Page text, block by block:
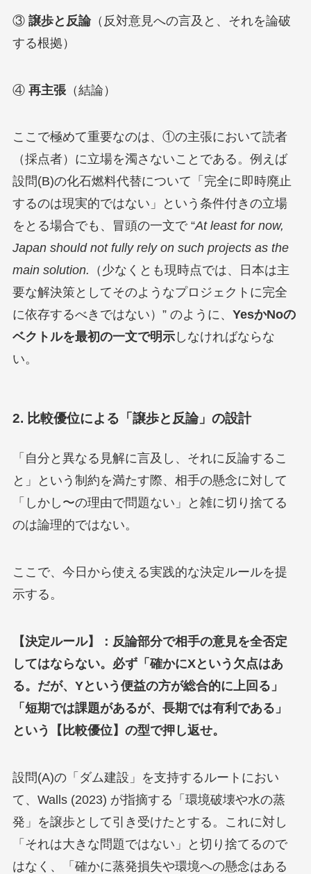
③ 譲歩と反論（反対意見への言及と、それを論破
する根拠）
④ 再主張（結論）
ここで極めて重要なのは、①の主張において読者
（採点者）に立場を濁さないことである。例えば
設問(B)の化石燃料代替について「完全に即時廃止
するのは現実的ではない」という条件付きの立場
をとる場合でも、冒頭の一文で “At least for now,
Japan should not fully rely on such projects as the
main solution. （少なくとも現時点では、日本は主
要な解決策としてそのようなプロジェクトに完全
に依存するべきではない）” のように、 YesかNoの
ベクトルを最初の一文で明示しなければならな
い。
2. 比較優位による「譲歩と反論」の設計
「自分と異なる見解に言及し、それに反論するこ
と」という制約を満たす際、相手の懸念に対して
「しかし〜の理由で問題ない」と雑に切り捨てる
のは論理的ではない。
ここで、今日から使える実践的な決定ルールを提
示する。
【決定ルール】：反論部分で相手の意見を全否定
してはならない。必ず「確かにXという欠点はあ
る。だが、Yという便益の方が総合的に上回る」
「短期では課題があるが、長期では有利である」
という【比較優位】の型で押し返せ。
設問(A)の「ダム建設」を支持するルートにおい
て、Walls (2023) が指摘する「環境破壊や水の蒸
発」を譲歩として引き受けたとする。これに対し
「それは大きな問題ではない」と切り捨てるので
はなく、「確かに蒸発損失や環境への懸念はある